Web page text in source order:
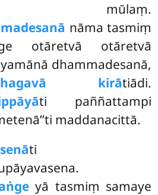
mūlaṃ.
nāma tasmiṃ
otāretvā otāretvā
dhammadesanā,
kirātiādi.
ti paññattampi
maddanacittā.
ti
yā tasmiṃ samaye